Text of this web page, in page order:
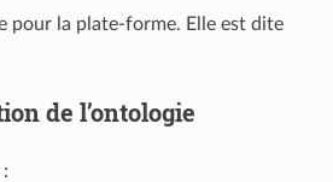
pour la plate-forme. Elle est dite
de l’ontologie